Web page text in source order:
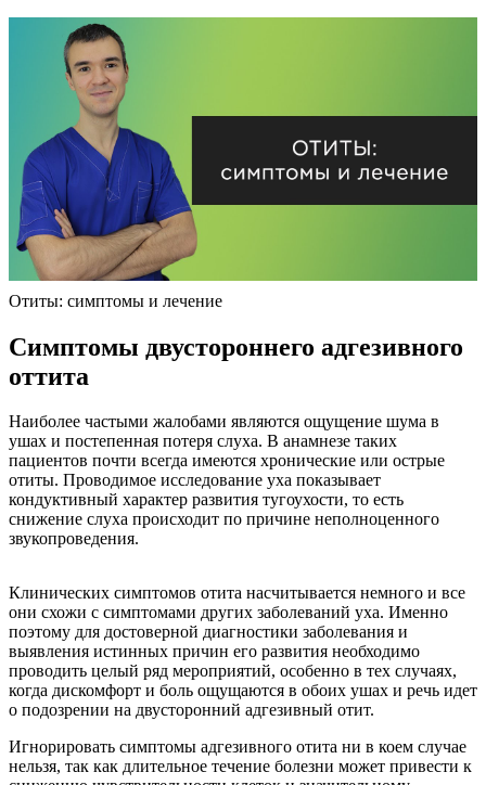
Отиты: симптомы и лечение
Симптомы двустороннего адгезивного
оттита
Наиболее частыми жалобами являются ощущение шума в
ушах и постепенная потеря слуха. В анамнезе таких
пациентов почти всегда имеются хронические или острые
отиты. Проводимое исследование уха показывает
кондуктивный характер развития тугоухости, то есть
снижение слуха происходит по причине неполноценного
звукопроведения.
Клинических симптомов отита насчитывается немного и все
они схожи с симптомами других заболеваний уха. Именно
поэтому для достоверной диагностики заболевания и
выявления истинных причин его развития необходимо
проводить целый ряд мероприятий, особенно в тех случаях,
когда дискомфорт и боль ощущаются в обоих ушах и речь идет
о подозрении на двусторонний адгезивный отит.
Игнорировать симптомы адгезивного отита ни в коем случае
нельзя, так как длительное течение болезни может привести к